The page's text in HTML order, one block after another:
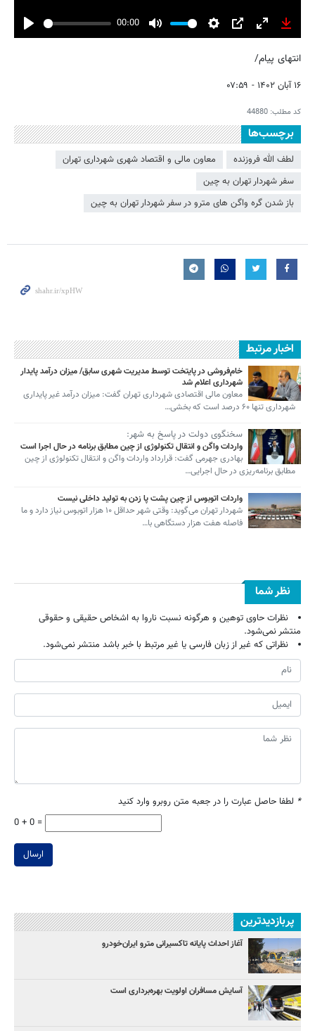
Play
00:00
Mute Settings
PIP Enter
fullscreen
انتهای پیام/
۱۶ آبان ۱۴۰۲ - ۰۷:۵۹
کد مطلب: 44880
برچسب‌ها
لطف الله فروزنده
معاون مالی و اقتصاد شهری شهرداری تهران
سفر شهردار تهران به چین
باز شدن گره واگن های مترو در سفر شهردار تهران به چین
اخبار مرتبط
خام‌فروشی در پایتخت توسط مدیریت شهری سابق/ میزان درآمد پایدار
شهرداری اعلام شد
معاون مالی اقتصادی شهرداری تهران گفت: میزان درآمد غیر پایداری
شهرداری تنها ۶۰ درصد است که بخشی…
سخنگوی دولت در پاسخ به شهر:
واردات واگن و انتقال تکنولوژی از چین مطابق برنامه در حال اجرا است
بهادری جهرمی گفت: قرارداد واردات واگن و انتقال تکنولوژی از چین
مطابق برنامه‌ریزی در حال اجرایی…
واردات اتوبوس از چین پشت پا زدن به تولید داخلی نیست
شهردار تهران می‌گوید: وقتی شهر حداقل ۱۰ هزار اتوبوس نیاز دارد و ما
فاصله هفت هزار دستگاهی با…
نظر شما
نظرات حاوی توهین و هرگونه نسبت ناروا به اشخاص حقیقی و حقوقی
منتشر نمی‌شود.
نظراتی که غیر از زبان فارسی یا غیر مرتبط با خبر باشد منتشر نمی‌شود.
* لطفا حاصل عبارت را در جعبه متن روبرو وارد کنید
0 + 0 =
ارسال
پربازدیدترین
آغاز احداث پایانه تاکسیرانی مترو ایران‌خودرو
آسایش مسافران اولویت بهره‌برداری است